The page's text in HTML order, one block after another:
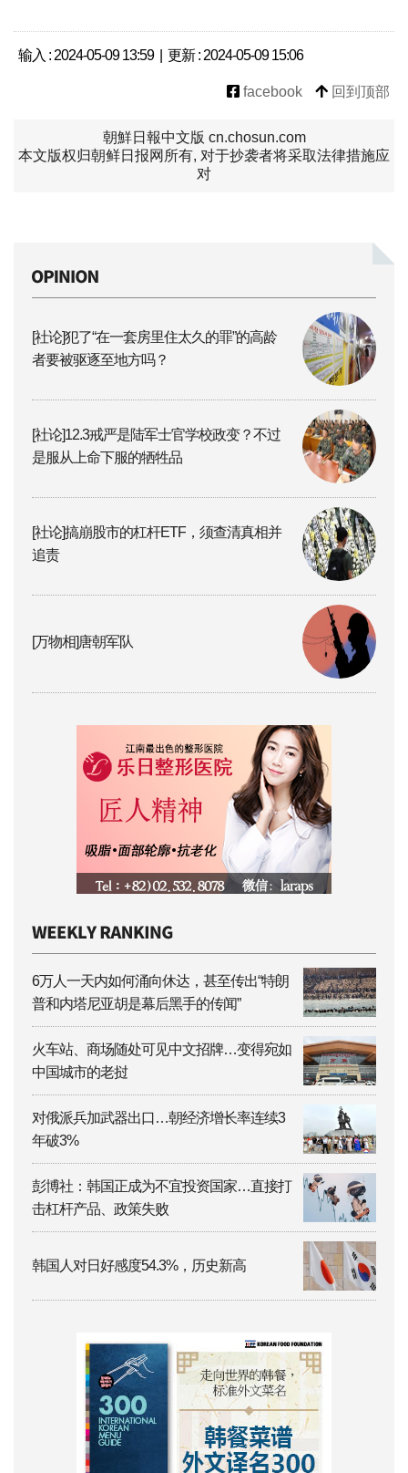
输入 : 2024-05-09 13:59 | 更新 : 2024-05-09 15:06
facebook 回到顶部
朝鮮日報中文版 cn.chosun.com
本文版权归朝鲜日报网所有, 对于抄袭者将采取法律措施应
对
[社论]犯了“在一套房里住太久的罪”的高龄
者要被驱逐至地方吗？
[社论]12.3戒严是陆军士官学校政变？不过
是服从上命下服的牺牲品
[社论]搞崩股市的杠杆ETF，须查清真相并
追责
[万物相]唐朝军队
6万人一天内如何涌向休达，甚至传出“特朗
普和内塔尼亚胡是幕后黑手的传闻”
火车站、商场随处可见中文招牌…变得宛如
中国城市的老挝
对俄派兵加武器出口…朝经济增长率连续3
年破3%
彭博社：韩国正成为不宜投资国家…直接打
击杠杆产品、政策失败
韩国人对日好感度54.3%，历史新高